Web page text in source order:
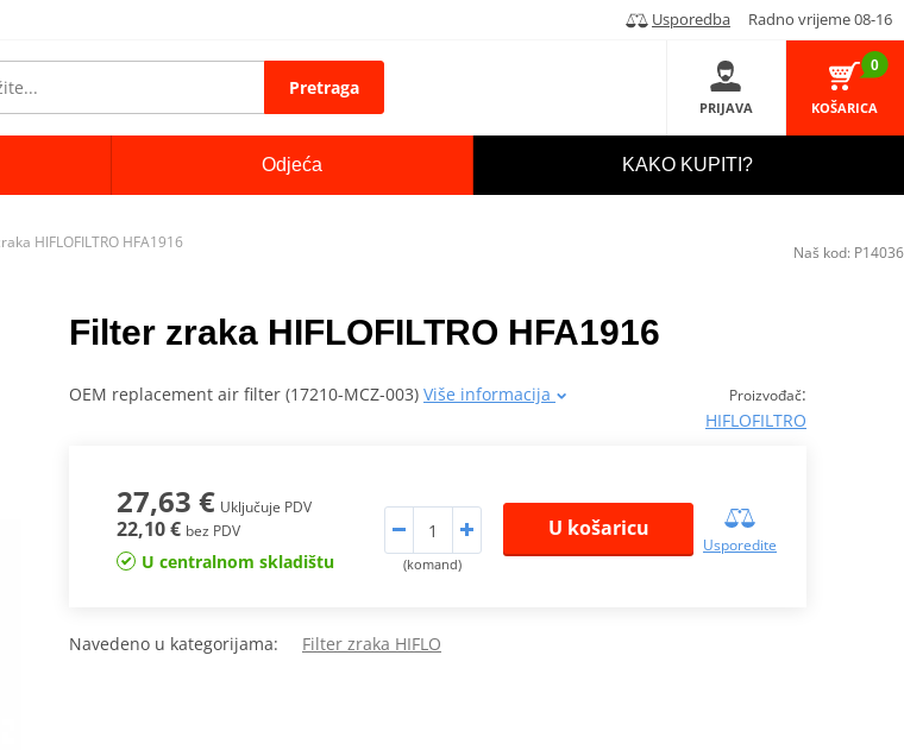
Usporedba Radno vrijeme 08-16
Pretraga
PRIJAVA
0
KOŠARICA
Odjeća KAKO KUPITI?
HIFLOFILTRO HFA1916
Filter zraka HIFLOFILTRO HFA1916
Proizvođač:
HIFLOFILTRO
OEM replacement air filter (17210-MCZ-003) Više informacija
27,63 € Uključuje PDV
22,10 € bez PDV
U centralnom skladištu (komand)
U košaricu
Usporedite
Navedeno u kategorijama: Filter zraka HIFLO
Naš kod: P14036